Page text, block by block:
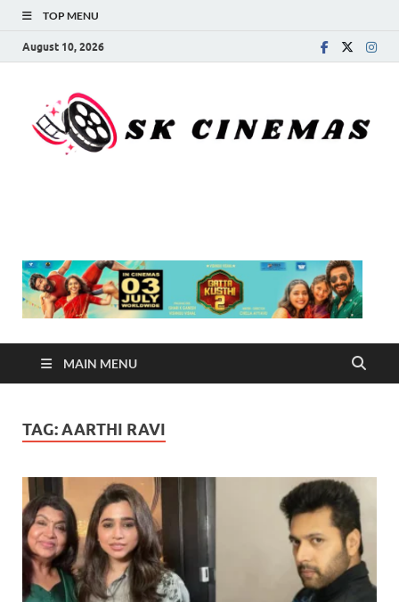
TOP MENU
August 10, 2026
MAIN MENU
TAG:AARTHI RAVI